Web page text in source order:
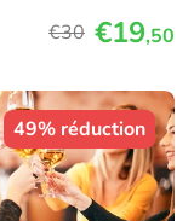
€30 €19,50
49% réduction